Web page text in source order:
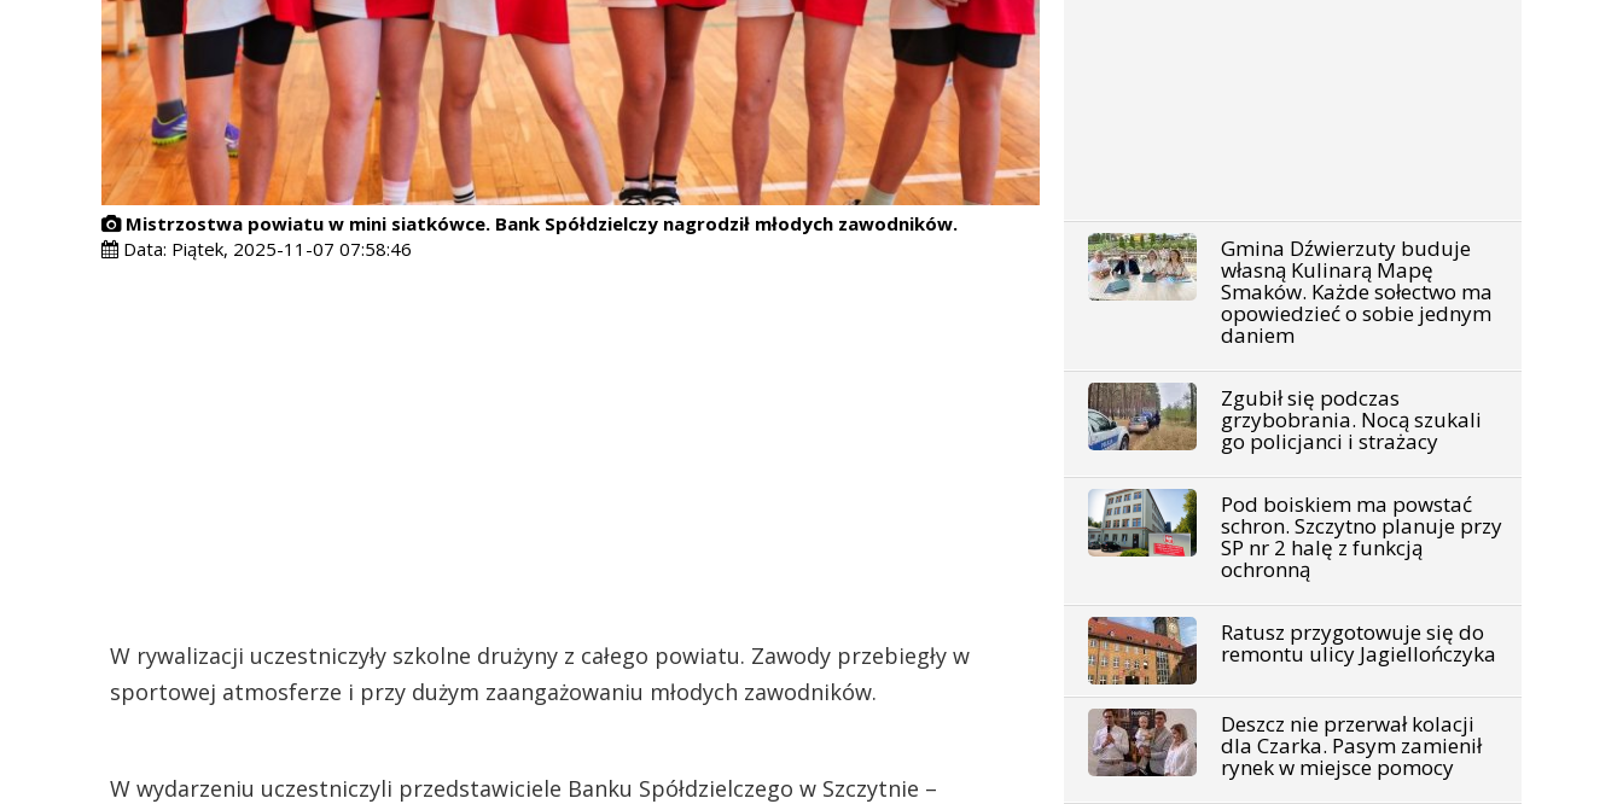
Mistrzostwa powiatu w mini siatkówce. Bank Spółdzielczy nagrodził młodych zawodników.
Data: Piątek, 2025-11-07 07:58:46
W rywalizacji uczestniczyły szkolne drużyny z całego powiatu. Zawody przebiegły w
sportowej atmosferze i przy dużym zaangażowaniu młodych zawodników.
W wydarzeniu uczestniczyli przedstawiciele Banku Spółdzielczego w Szczytnie –
Gmina Dźwierzuty buduje
własną Kulinarą Mapę
Smaków. Każde sołectwo ma
opowiedzieć o sobie jednym
daniem
Zgubił się podczas
grzybobrania. Nocą szukali
go policjanci i strażacy
Pod boiskiem ma powstać
schron. Szczytno planuje przy
SP nr 2 halę z funkcją
ochronną
Ratusz przygotowuje się do
remontu ulicy Jagiellończyka
Deszcz nie przerwał kolacji
dla Czarka. Pasym zamienił
rynek w miejsce pomocy